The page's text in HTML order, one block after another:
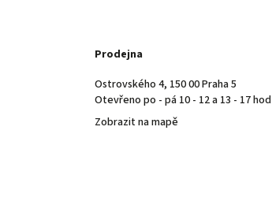
Prodejna
Ostrovského 4, 150 00 Praha 5
Otevřeno po - pá 10 - 12 a 13 - 17 hod
Zobrazit na mapě